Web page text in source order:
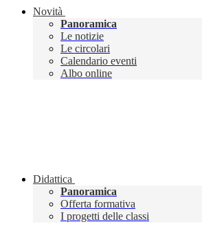
Novità
Panoramica
Le notizie
Le circolari
Calendario eventi
Albo online
Didattica
Panoramica
Offerta formativa
I progetti delle classi